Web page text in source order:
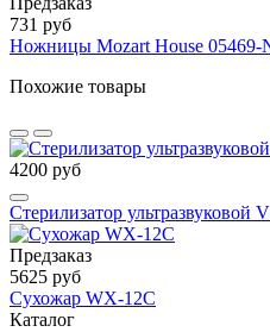
731 руб
Ножницы Mozart House 05469-
Похожие товары
4200 руб
Стерилизатор ультразвуковой
Предзаказ
5625 руб
Сухожар WX-12C
Каталог